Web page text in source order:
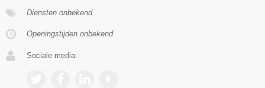
Diensten onbekend
Openingstijden onbekend
Sociale media: